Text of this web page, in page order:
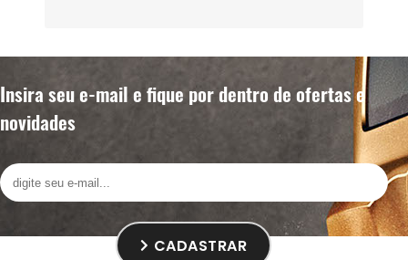
Insira seu e-mail e fique por dentro de ofertas e
novidades
CADASTRAR